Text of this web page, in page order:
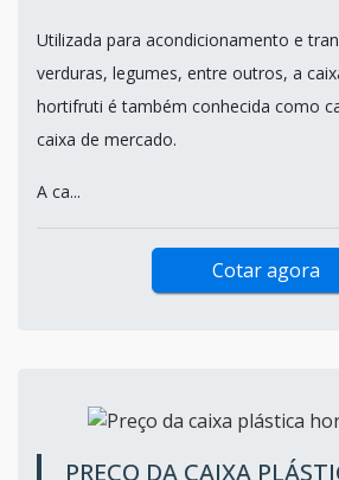
Utilizada para acondicionamento e
verduras, legumes, entre outros, a
hortifruti é também conhecida como
caixa de mercado.
A ca...
Cotar agora
PREÇO DA CAIXA